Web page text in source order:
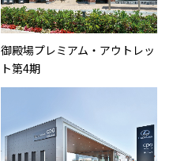
御殿場プレミアム・アウトレッ
ト第4期